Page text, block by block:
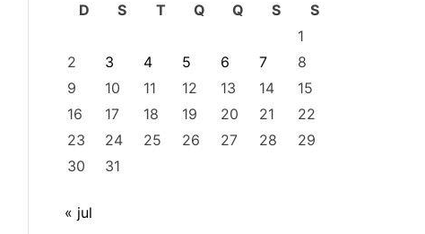
D
S T Q Q S
S
1
2
3 4 5 6 7
8
9
10 11 12 13 14
15
16
17 18 19 20 21
22
23
24 25 26 27 28
29
30
31
« jul